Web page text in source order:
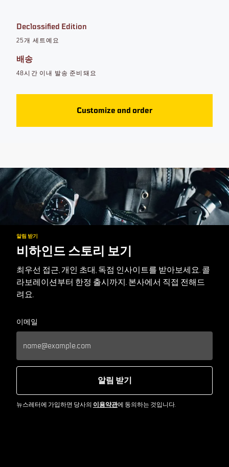
Declassified Edition
25개 세트예요
배송
48시간 이내 발송 준비돼요
Customize and order
알림 받기
비하인드 스토리 보기
최우선 접근, 개인 초대, 독점 인사이트를 받아보세요. 콜
라보레이션부터 한정 출시까지. 본사에서 직접 전해드
려요.
이메일
알림 받기
뉴스레터에 가입하면 당사의 이용약관에 동의하는 것입니다.